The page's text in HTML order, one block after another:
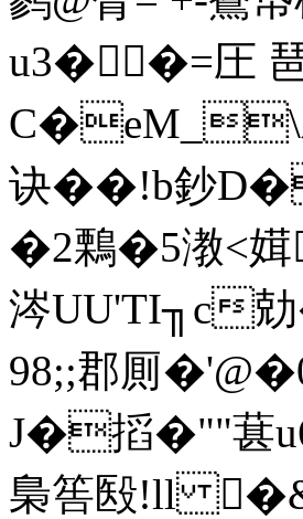
u3��=圧 琶
C�eM_\
诀��!b鈔
�2鷅�5漖<
涔UU'TI╖c
98;;郡厠
J�搯�""葚u6
梟筶殹!ll